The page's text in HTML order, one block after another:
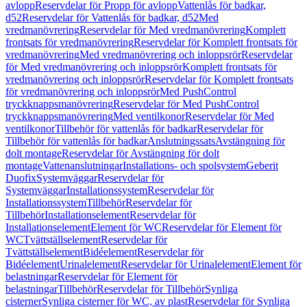
avloppReservdelar för Propp för avloppVattenlås för badkar,
d52Reservdelar för Vattenlås för badkar, d52Med
vredmanövreringReservdelar för Med vredmanövreringKomplett
frontsats för vredmanövreringReservdelar för Komplett frontsats för
vredmanövreringMed vredmanövrering och inloppsrörReservdelar
för Med vredmanövrering och inloppsrörKomplett frontsats för
vredmanövrering och inloppsrörReservdelar för Komplett frontsats
för vredmanövrering och inloppsrörMed PushControl
tryckknappsmanövreringReservdelar för Med PushControl
tryckknappsmanövreringMed ventilkonorReservdelar för Med
ventilkonorTillbehör för vattenlås för badkarReservdelar för
Tillbehör för vattenlås för badkarAnslutningssatsAvstängning för
dolt montageReservdelar för Avstängning för dolt
montageVattenanslutningarInstallations- och spolsystemGeberit
DuofixSystemväggarReservdelar för
SystemväggarInstallationssystemReservdelar för
InstallationssystemTillbehörReservdelar för
TillbehörInstallationselementReservdelar för
InstallationselementElement för WCReservdelar för Element för
WCTvättställselementReservdelar för
TvättställselementBidéelementReservdelar för
BidéelementUrinalelementReservdelar för UrinalelementElement för
belastningarReservdelar för Element för
belastningarTillbehörReservdelar för TillbehörSynliga
cisternerSynliga cisterner för WC, av plastReservdelar för Synliga